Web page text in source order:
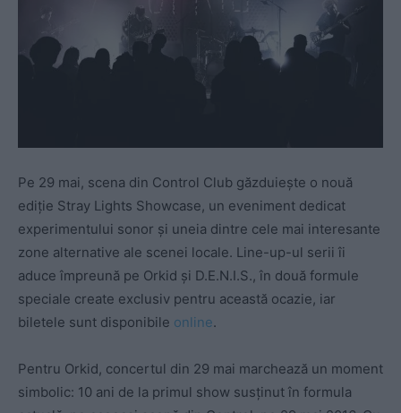
Pe 29 mai, scena din Control Club găzduiește o nouă
ediție Stray Lights Showcase, un eveniment dedicat
experimentului sonor și uneia dintre cele mai interesante
zone alternative ale scenei locale. Line-up-ul serii îi
aduce împreună pe Orkid și D.E.N.I.S., în două formule
speciale create exclusiv pentru această ocazie, iar
biletele sunt disponibile online.
Pentru Orkid, concertul din 29 mai marchează un moment
simbolic: 10 ani de la primul show susținut în formula